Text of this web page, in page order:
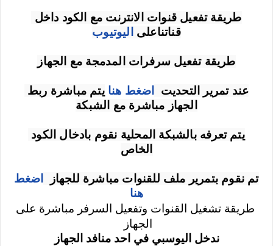
قناتناعلى
اليوتيوب
طريقة تفعيل سرفرات المدمجة مع الجهاز
عند تمرير التحديت اضغط هنا
الجهاز مباشرة مع الشبكة
الخاص
تم نقوم بتمرير ملف للقنوات مباشرة للجهاز
اضغط
هنا
طريقة تشغيل القنوات وتفعيل السرفر مباشرة على
الجهاز
ندخل اليوسبي في احد منافد الجهاز